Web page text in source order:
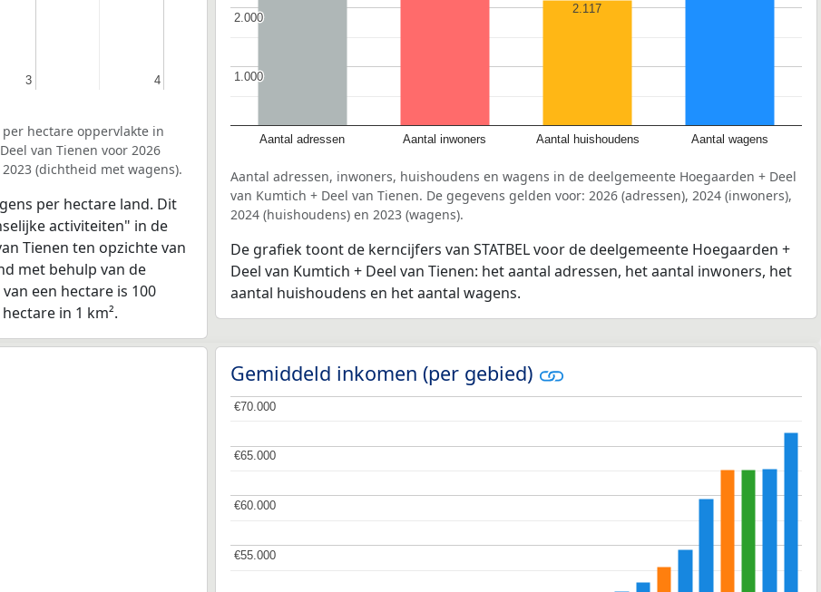
3
3 4
4
hectare oppervlakte in
van Tienen voor 2026
(dichtheid met wagens).
per hectare land. Dit
activiteiten" in de
Tienen ten opzichte van
met behulp van de
een hectare is 100
in 1 km².
Aantal adressen Aantal inwoners Aantal huishoudens Aantal wagens
1.000
1.000
2.000
2.000
2.117
Aantal adressen, inwoners, huishoudens en wagens in de deelgemeente Hoegaarden + Deel
van Kumtich + Deel van Tienen. De gegevens gelden voor: 2026 (adressen), 2024 (inwoners),
2024 (huishoudens) en 2023 (wagens).
De grafiek toont de kerncijfers van STATBEL voor de deelgemeente Hoegaarden +
Deel van Kumtich + Deel van Tienen: het aantal adressen, het aantal inwoners, het
aantal huishoudens en het aantal wagens.
Gemiddeld inkomen (per gebied)
€55.000
€55.000
€60.000
€60.000
€65.000
€65.000
€70.000
€70.000